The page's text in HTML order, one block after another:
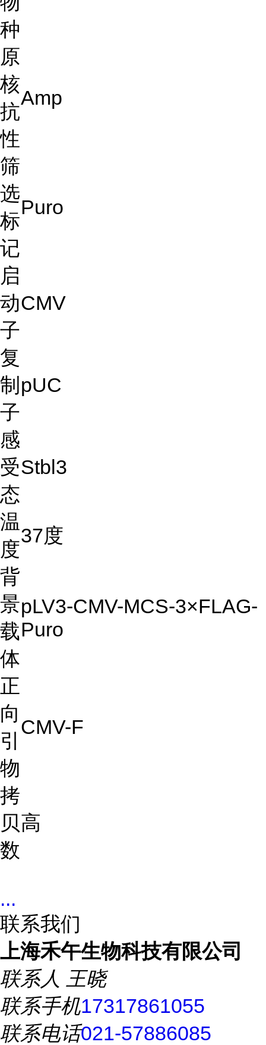
种
原
核
抗
性
Amp
筛
选
标
记
Puro
启
动
子
CMV
复
制
子
pUC
感
受
态
Stbl3
温
度
37度
背
景
载
体
pLV3-CMV-MCS-3×FLAG-
Puro
正
向
引
物
CMV-F
拷
贝
数
高
...
联系我们
上海禾午生物科技有限公司
联系人 王晓
联系手机17317861055
联系电话021-57886085